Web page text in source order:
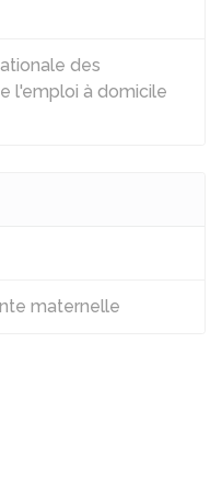
des
l'emploi à domicile
maternelle